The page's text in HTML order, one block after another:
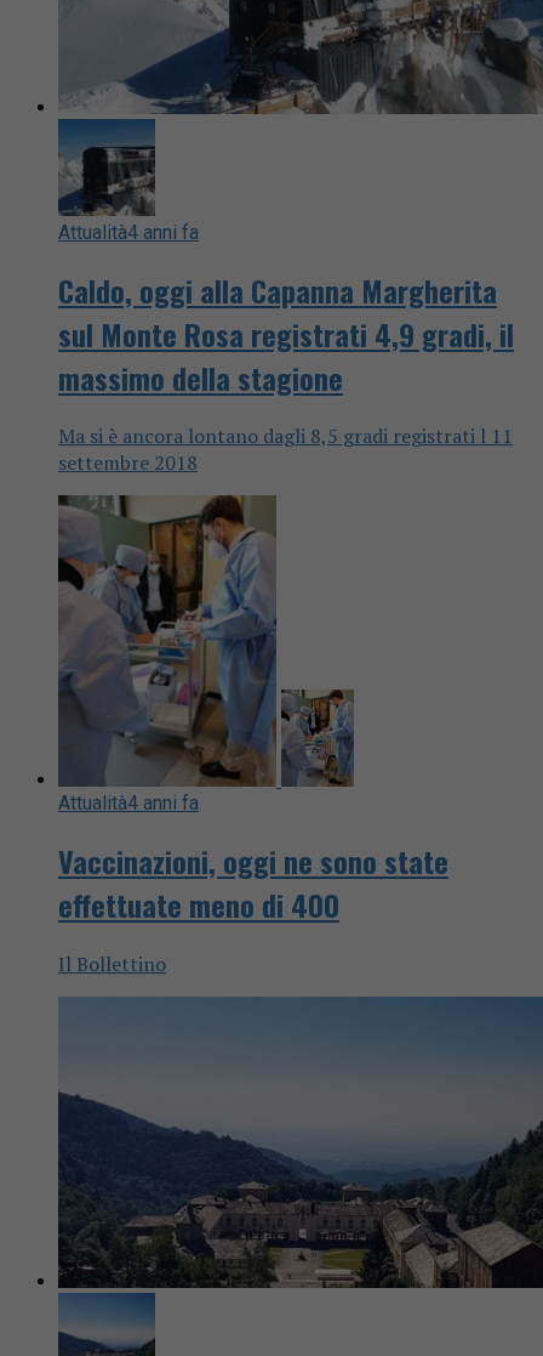
Attualità4 anni fa
Caldo, oggi alla Capanna Margherita
sul Monte Rosa registrati 4,9 gradi, il
massimo della stagione
Ma si è ancora lontano dagli 8,5 gradi registrati l 11
settembre 2018
Attualità4 anni fa
Vaccinazioni, oggi ne sono state
effettuate meno di 400
Il Bollettino